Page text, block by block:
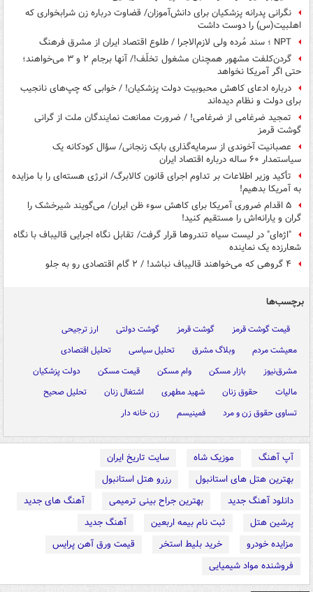
نگرانی پدرانه پزشکیان برای دانش‌آموزان/ قضاوت درباره زن شرابخواری که
اهلبیت(س)‌ را دوست داشت
NPT ؛ سند مُرده ولی لازم‌الاجرا / طلوع اقتصاد ایران از مشرق فرهنگ
گردن‌کلفت مشهور همچنان مشغول تخلّف!/ آنها برجام ۲ و ۳ می‌خواهند؛
حتی اگر آمریکا نخواهد
درباره ادعای کاهش محبوبیت دولت پزشکیان! / خوابی که چپ‌های نانجیب
برای دولت و نظام دیده‌اند
تمجید ضرغامی از ضرغامی! / ضرورت ممانعت نمایندگان ملت از گرانی
گوشت قرمز
عصبانیت آخوندی از سرمایه‌گذاری بابک زنجانی/ سؤال کودکانه یک
سیاستمدار ۶۰ ساله درباره اقتصاد ایران
تأکید وزیر اطلاعات بر تداوم اجرای قانون کالابرگ/ انرژی هسته‌ای را با مزایده
به آمریکا بدهیم!
۵ اقدام ضروری آمریکا برای کاهش سوء ظن ایران/ می‌گویند شیرخشک را
گران و یارانه‌اش را مستقیم کنید!
"اژه‌ای" در لیست سیاه تندروها قرار گرفت/ تقابل نگاه اجرایی قالیباف با نگاه
شعارزده یک نماینده
۴ گروهی که می‌خواهند قالیباف نباشد! / ۲ گام اقتصادی رو به جلو
برچسب‌ها
قیمت گوشت قرمز گوشت قرمز گوشت دولتی
ارز ترجیحی
معیشت مردم
وبلاگ مشرق تحلیل سیاسی
تحلیل اقتصادی
مشرق‌نیوز
بازار مسکن وام مسکن قیمت مسکن
دولت پزشکیان
مالیات
حقوق زنان شهید مطهری اشتغال زنان
تحلیل صحیح
تساوی حقوق زن و مرد
فمینیسم زن خانه دار
آپ آهنگ موزیک شاه
سایت تاریخ ایران
بهترین هتل های استانبول
رزرو هتل استانبول
دانلود آهنگ جدید
بهترین جراح بینی ترمیمی
آهنگ های جدید
پرشین هتل
ثبت نام بیمه اربعین
آهنگ جدید
مزایده خودرو
خرید بلیط استخر
قیمت ورق آهن پرایس
فروشنده مواد شیمیایی